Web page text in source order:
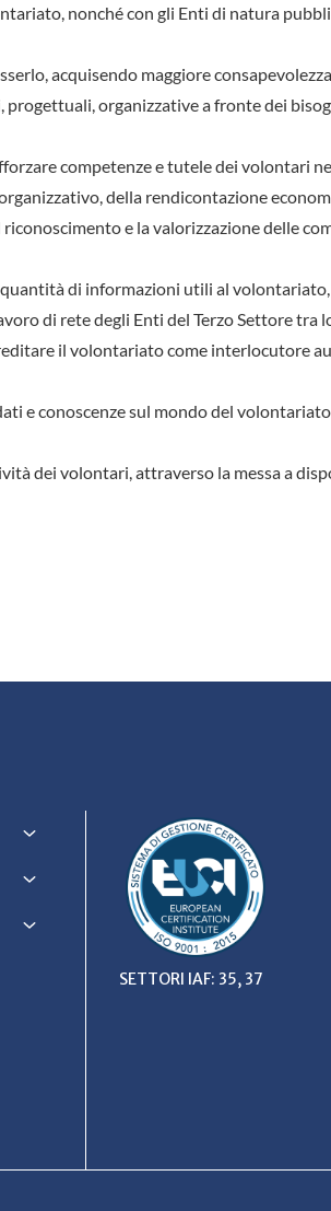
nonché con gli Enti di natura
acquisendo maggiore consapevolezza
organizzative a fronte dei
competenze e tutele dei volontari
della rendicontazione
e la valorizzazione delle
di informazioni utili al
di rete degli Enti del Terzo Settore tra
il volontariato come interlocutore
e conoscenze sul mondo del
dei volontari, attraverso la messa a
SETTORI IAF: 35, 37